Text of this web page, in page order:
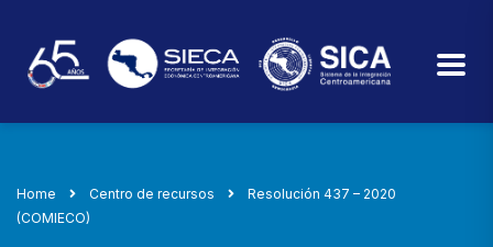
Home Centro de recursos
Resolución 437 – 2020
(COMIECO)